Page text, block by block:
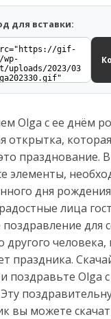
для вставки:
Olga с ее днём
открытка,
празднование.
элементы,
дня
лица
для
другого
праздника.
поздравьте Olga
вы можете